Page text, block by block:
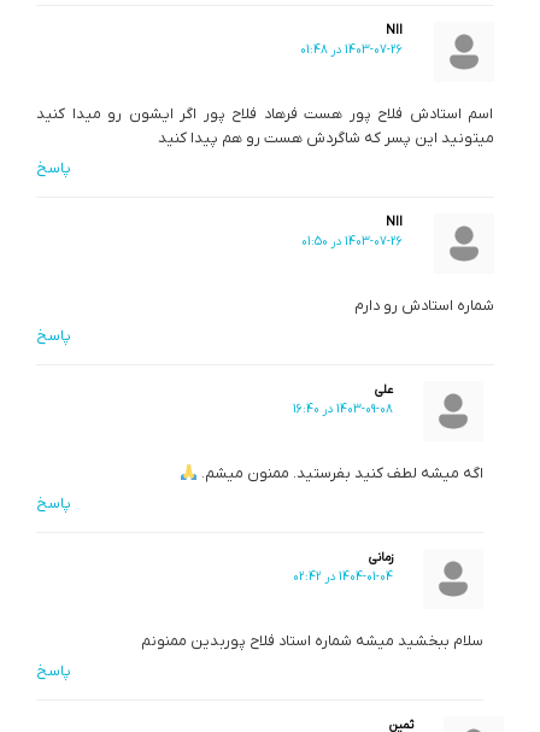
NII
1403-07-26 در 01:48
اسم استادش فلاح پور هست فرهاد فلاح پور اگر ایشون رو میدا کنید
میتونید این پسر که شاگردش هست رو هم پیدا کنید
پاسخ
NII
1403-07-26 در 01:50
شماره استادش رو دارم
پاسخ
علی
1403-09-08 در 16:40
اگه میشه لطف کنید بفرستید. ممنون میشم.
پاسخ
زمانی
1404-01-04 در 02:42
سلام ببخشید میشه شماره استاد فلاح پوربدین ممنونم
پاسخ
ثمین